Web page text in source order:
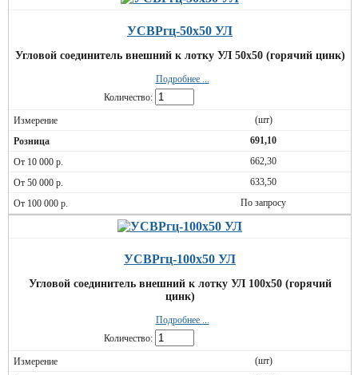
УСВРгц-50х50 УЛ
Угловой соединитель внешний к лотку УЛ 50х50 (горячий цинк)
Подробнее ...
Количество:
(шт)
691,10
662,30
633,50
По запросу
УСВРгц-100х50 УЛ
Угловой соединитель внешний к лотку УЛ 100х50 (горячий
цинк)
Подробнее ...
Количество:
(шт)